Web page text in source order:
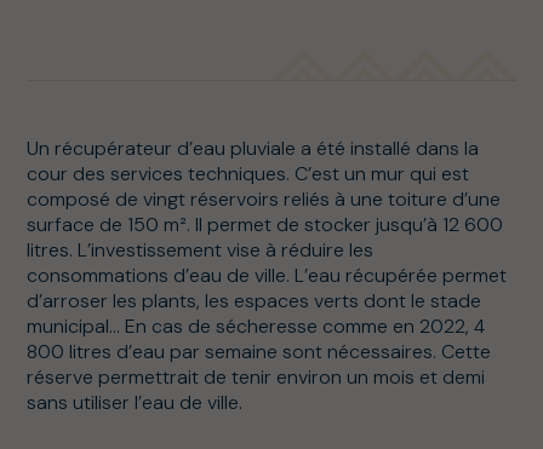
Un récupérateur d’eau pluviale a été installé dans la
cour des services techniques. C’est un mur qui est
composé de vingt réservoirs reliés à une toiture d’une
surface de 150 m². Il permet de stocker jusqu’à 12 600
litres. L’investissement vise à réduire les
consommations d’eau de ville. L’eau récupérée permet
d’arroser les plants, les espaces verts dont le stade
municipal… En cas de sécheresse comme en 2022, 4
800 litres d’eau par semaine sont nécessaires. Cette
réserve permettrait de tenir environ un mois et demi
sans utiliser l’eau de ville.